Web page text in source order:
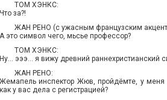
ТОМ ХЭНКС:
Что за?!
ЖАН РЕНО (с ужасным французским
А это символ чего, мьсье профессор?
ТОМ ХЭНКС:
Ну… эээ… я вижу древний раннехристианский
ЖАН РЕНО:
Жемапель инспектор Жюв, пройдёмте, у меня
как у вас дела с регистрацией?